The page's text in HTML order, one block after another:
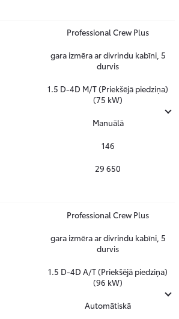
Professional Crew Plus
gara izmēra ar divrindu kabīni, 5
durvis
1.5 D-4D M/T (Priekšējā piedziņa)
(75 kW)
Manuālā
146
29 650
Professional Crew Plus
gara izmēra ar divrindu kabīni, 5
durvis
1.5 D-4D A/T (Priekšējā piedziņa)
(96 kW)
Automātiskā